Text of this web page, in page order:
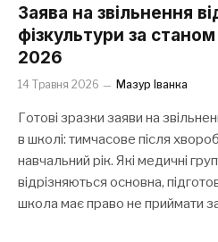
Заява на звільнення
фізкультури за
2026
14 Травня 2026 Мазур Іванка
Готові зразки заяви на
в школі: тимчасове після
навчальний рік. Які медичні
відрізняються основна,
школа має право не приймати